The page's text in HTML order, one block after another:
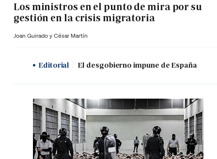
Los ministros en el punto de mira por su
gestión en la crisis migratoria
Joan Guirado y César Martín
Editorial El desgobierno impune de España